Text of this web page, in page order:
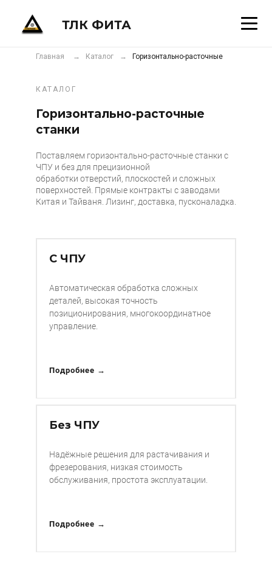
ТЛК ФИТА
Главная → Каталог → Горизонтально-расточные
КАТАЛОГ
Горизонтально-расточные
станки
Поставляем горизонтально-расточные станки с
ЧПУ и без для прецизионной
обработки отверстий, плоскостей и сложных
поверхностей. Прямые контракты с заводами
Китая и Тайваня. Лизинг, доставка, пусконаладка.
С ЧПУ
Автоматическая обработка сложных
деталей, высокая точность
позиционирования, многокоординатное
управление.
Подробнее →
Без ЧПУ
Надёжные решения для растачивания и
фрезерования, низкая стоимость
обслуживания, простота эксплуатации.
Подробнее →